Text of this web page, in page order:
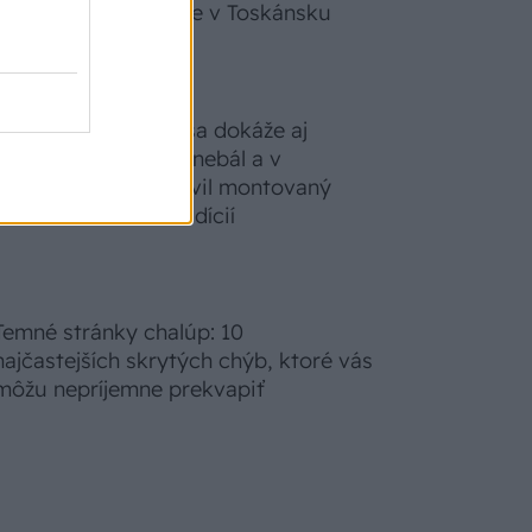
zabudnete, že nie ste v Toskánsku
motorovou pílou sa dokáže aj
podpísať. Slovák sa nebál a v
Čičmanoch si postavil montovaný
v duchu tradícií
stránky chalúp: 10
skrytých chýb, ktoré vás
nepríjemne prekvapiť